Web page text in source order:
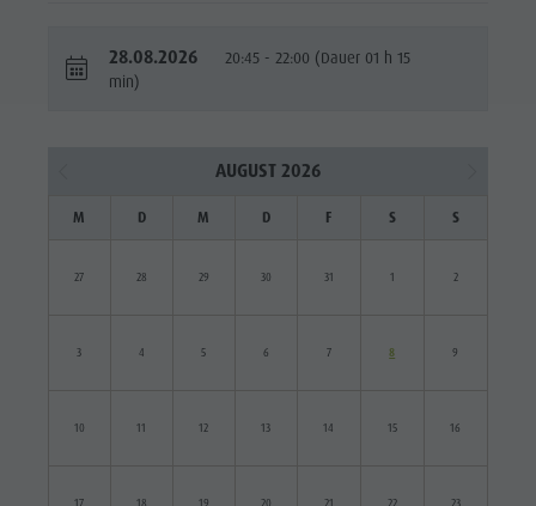
Antholz
28.08.2026
20:45 - 22:00 (Dauer 01 h 15
min)
AUGUST 2026
M D M D F S S
27 28 29 30 31 1 2
3 4 5 6 7 8 9
10 11 12 13 14 15 16